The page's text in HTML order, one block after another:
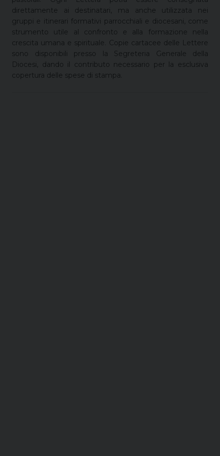
direttamente ai destinatari, ma anche utilizzata nei
gruppi e itinerari formativi parrocchiali e diocesani, come
strumento utile al confronto e alla formazione nella
crescita umana e spirituale. Copie cartacee delle Lettere
sono disponibili presso la Segreteria Generale della
Diocesi, dando il contributo necessario per la esclusiva
copertura delle spese di stampa.